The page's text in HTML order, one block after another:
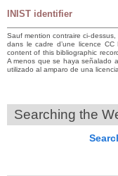
INIST identifier
Sauf mention contraire ci-
dans le cadre d’une licence
content of this bibliographic
A menos que se haya señalado
utilizado al amparo de una
Searching the